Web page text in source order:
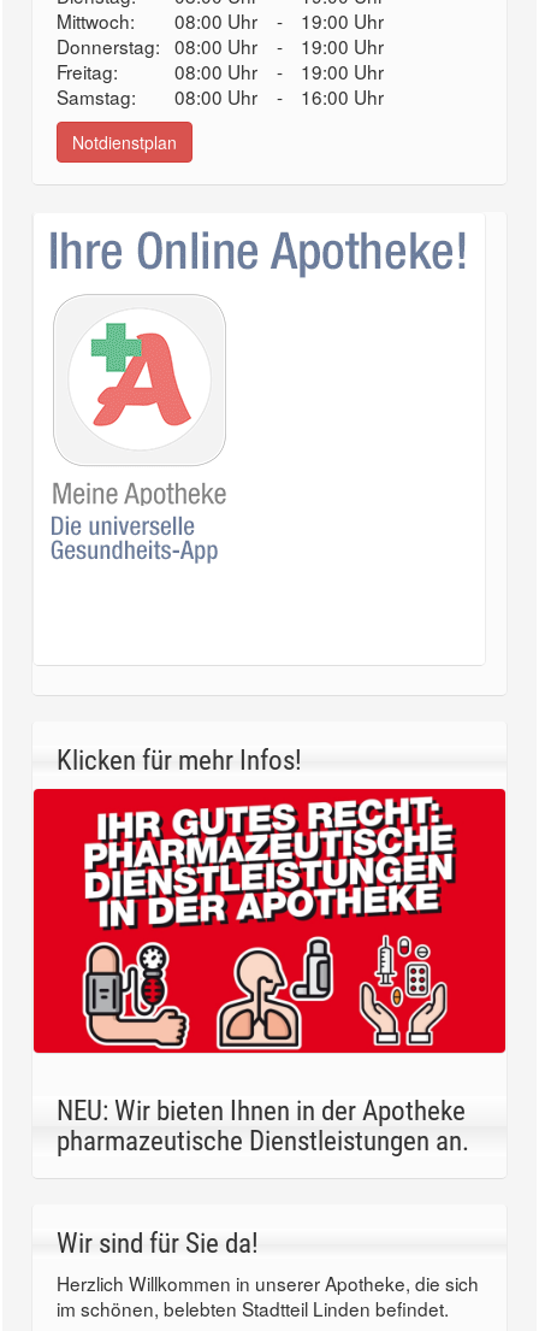
Mittwoch:
08:00 Uhr -
19:00 Uhr
Donnerstag: 08:00 Uhr -
19:00 Uhr
Freitag:
08:00 Uhr -
19:00 Uhr
Samstag:
08:00 Uhr - 16:00 Uhr
Notdienstplan
Klicken für mehr Infos!
NEU: Wir bieten Ihnen in der Apotheke
pharmazeutische Dienstleistungen an.
Wir sind für Sie da!
Herzlich Willkommen in unserer Apotheke, die sich
im schönen, belebten Stadtteil Linden befindet.